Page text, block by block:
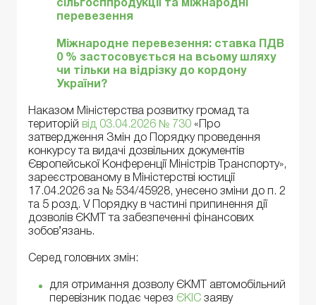
сільгосппродукції та міжнародні
перевезення
Міжнародне перевезення: ставка ПДВ
0 % застосовується на всьому шляху
чи тільки на відрізку до кордону
України?
Наказом Міністерства розвитку громад та
територій від 03.04.2026 № 730 «Про
затвердження Змін до Порядку проведення
конкурсу та видачі дозвільних документів
Європейської Конференції Міністрів Транспорту»,
зареєстрованому в Міністерстві юстиції
17.04.2026 за № 534/45928, унесено зміни до п. 2
та 5 розд. V Порядку в частині припинення дії
дозволів ЄКМТ та забезпеченні фінансових
зобов’язань.
Серед головних змін:
для отримання дозволу ЄКМТ автомобільний
перевізник подає через ЄКІС заяву